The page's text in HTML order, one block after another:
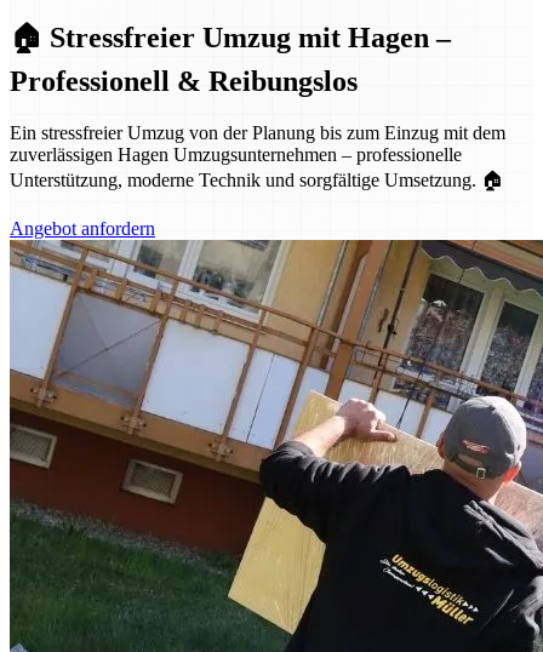
🏠 Stressfreier Umzug mit Hagen –
Professionell & Reibungslos
Ein stressfreier Umzug von der Planung bis zum Einzug mit dem
zuverlässigen Hagen Umzugsunternehmen – professionelle
Unterstützung, moderne Technik und sorgfältige Umsetzung. 🏠
Angebot anfordern